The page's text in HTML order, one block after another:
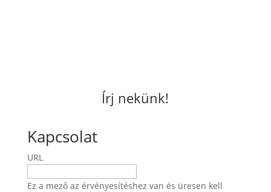
Írj nekünk!
Kapcsolat
URL
Ez a mező az érvényesítéshez van és üresen kell